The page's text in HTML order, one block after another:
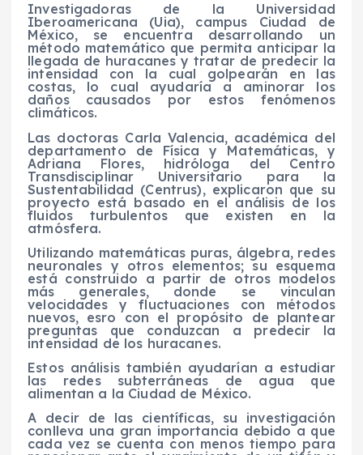
Investigadoras de la Universidad
Iberoamericana (Uia), campus Ciudad de
México, se encuentra desarrollando un
método matemático que permita anticipar la
llegada de huracanes y tratar de predecir la
intensidad con la cual golpearán en las
costas, lo cual ayudaría a aminorar los
daños causados por estos fenómenos
climáticos.
Las doctoras Carla Valencia, académica del
departamento de Física y Matemáticas, y
Adriana Flores, hidróloga del Centro
Transdisciplinar Universitario para la
Sustentabilidad (Centrus), explicaron que su
proyecto está basado en el análisis de los
fluidos turbulentos que existen en la
atmósfera.
Utilizando matemáticas puras, álgebra, redes
neuronales y otros elementos; su esquema
está construido a partir de otros modelos
más generales, donde se vinculan
velocidades y fluctuaciones con métodos
nuevos, esro con el propósito de plantear
preguntas que conduzcan a predecir la
intensidad de los huracanes.
Estos análisis también ayudarían a estudiar
las redes subterráneas de agua que
alimentan a la Ciudad de México.
A decir de las científicas, su investigación
conlleva una gran importancia debido a que
cada vez se cuenta con menos tiempo para